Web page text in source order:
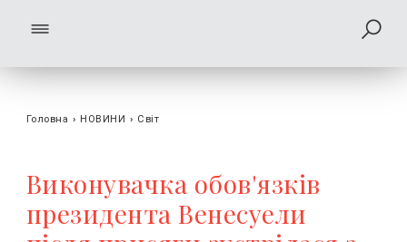
Головна › НОВИНИ › Світ
Виконувачка обов'язків
президента Венесуели